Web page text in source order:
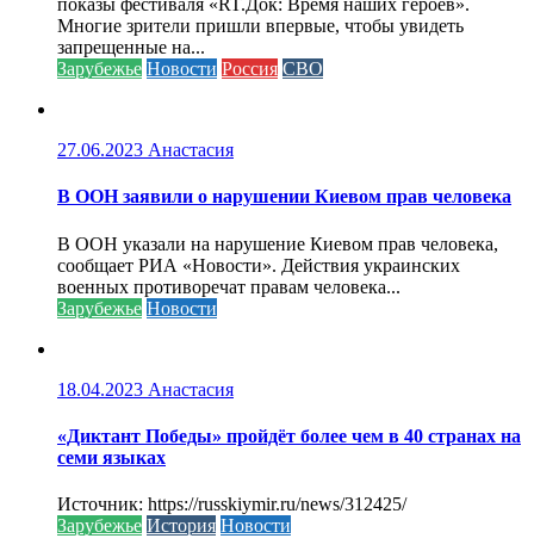
показы фестиваля «RT.Док: Время наших героев».
Многие зрители пришли впервые, чтобы увидеть
запрещенные на...
Зарубежье Новости Россия СВО
27.06.2023 Анастасия
В ООН заявили о нарушении Киевом прав человека
В ООН указали на нарушение Киевом прав человека,
сообщает РИА «Новости». Действия украинских
военных противоречат правам человека...
Зарубежье Новости
18.04.2023 Анастасия
«Диктант Победы» пройдёт более чем в 40 странах на
семи языках
Источник: https://russkiymir.ru/news/312425/
Зарубежье История Новости